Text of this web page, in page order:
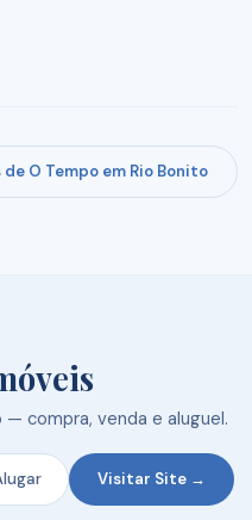
de O Tempo em Rio Bonito
compra, venda e aluguel.
Visitar Site →